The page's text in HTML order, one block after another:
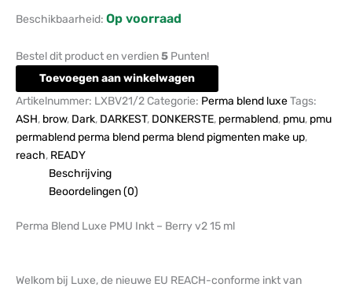
Beschikbaarheid: Op voorraad
Bestel dit product en verdien5 Punten!
Toevoegen aan winkelwagen
Artikelnummer: LXBV21/2 Categorie: Perma blend luxeTags:
ASH, brow, Dark, DARKEST, DONKERSTE, permablend, pmu, pmu
permablend perma blend perma blend pigmenten make up,
reach, READY
Beschrijving
Beoordelingen (0)
Perma Blend Luxe PMU Inkt – Berry v2 15 ml
Welkom bij Luxe, de nieuwe EU REACH-conforme inkt van